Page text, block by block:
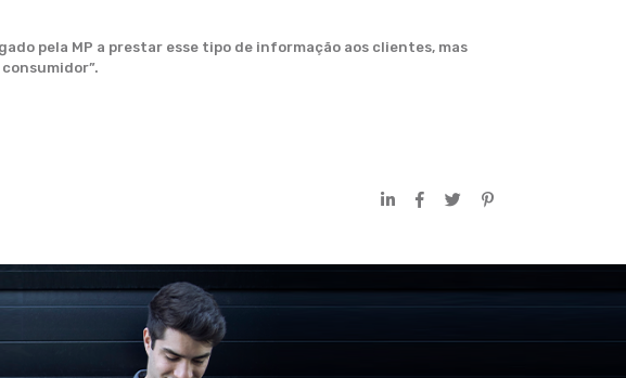
pela MP a prestar esse tipo de informação aos clientes, mas